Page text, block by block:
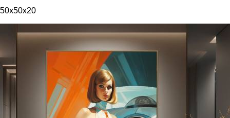
50x50x20